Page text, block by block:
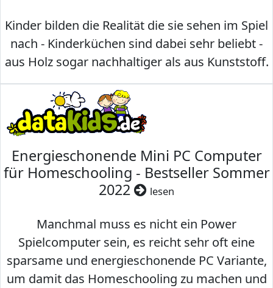
Kinder bilden die Realität die sie sehen im Spiel
nach - Kinderküchen sind dabei sehr beliebt -
aus Holz sogar nachhaltiger als aus Kunststoff.
Energieschonende Mini PC Computer
für Homeschooling - Bestseller Sommer
2022
lesen
Manchmal muss es nicht ein Power
Spielcomputer sein, es reicht sehr oft eine
sparsame und energieschonende PC Variante,
um damit das Homeschooling zu machen und